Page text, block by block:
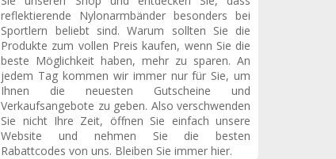
reflektierende Nylonarmbänder besonders bei
Sportlern beliebt sind. Warum sollten Sie die
Produkte zum vollen Preis kaufen, wenn Sie die
beste Möglichkeit haben, mehr zu sparen. An
jedem Tag kommen wir immer nur für Sie, um
Ihnen die neuesten Gutscheine und
Verkaufsangebote zu geben. Also verschwenden
Sie nicht Ihre Zeit, öffnen Sie einfach unsere
Website und nehmen Sie die besten
Rabattcodes von uns. Bleiben Sie immer hier.